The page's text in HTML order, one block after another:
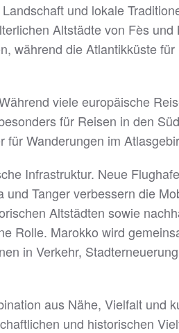
und lokale
Altstädte von Fès
während die Atlantikküste
viele europäische
für Reisen in den
Wanderungen im
Infrastruktur. Neue
Tanger verbessern die
Altstädten sowie
Rolle. Marokko wird
in Verkehr,
aus Nähe, Vielfalt und
und historischen